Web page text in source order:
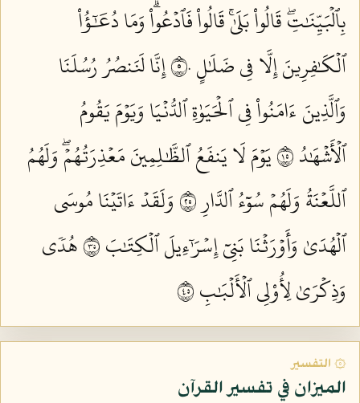
بِٱلۡبَيِّنَٰتِۖ قَالُواْ بَلَىٰۚ قَالُواْ فَٱدۡعُواْۗ وَمَا دُعَٰٓؤُاْ
ٱلۡكَٰفِرِينَ إِلَّا فِي ضَلَٰلٍ ٥٠
إِنَّا لَنَنصُرُ رُسُلَنَا
وَٱلَّذِينَ ءَامَنُواْ فِي ٱلۡحَيَوٰةِ ٱلدُّنۡيَا وَيَوۡمَ يَقُومُ
ٱلۡأَشۡهَٰدُ ٥١
يَوۡمَ لَا يَنفَعُ ٱلظَّٰلِمِينَ مَعۡذِرَتُهُمۡۖ وَلَهُمُ
ٱللَّعۡنَةُ وَلَهُمۡ سُوٓءُ ٱلدَّارِ ٥٢
وَلَقَدۡ ءَاتَيۡنَا مُوسَى
ٱلۡهُدَىٰ وَأَوۡرَثۡنَا بَنِيٓ إِسۡرَٰٓءِيلَ ٱلۡكِتَٰبَ ٥٣
هُدٗى
وَذِكۡرَىٰ لِأُوْلِي ٱلۡأَلۡبَٰبِ ٥٤
۞ التفسير
الميزان في تفسير القرآن